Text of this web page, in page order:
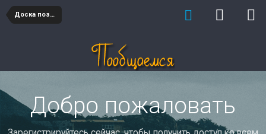
Доска позора магазины
Добро пожаловать